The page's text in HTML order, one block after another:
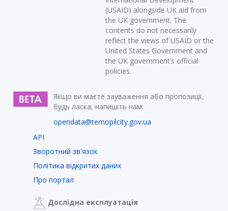
(USAID) alongside UK aid from
the UK government. The
contents do not necessarily
reflect the views of USAID or the
United States Government and
the UK government’s official
policies.
Якщо ви маєте зауваження або пропозиції,
будь ласка, напишіть нам:
opendata@ternopilcity.gov.ua
API
Зворотний зв'язок
Політика відкритих даних
Про портал
Дослідна експлуатація